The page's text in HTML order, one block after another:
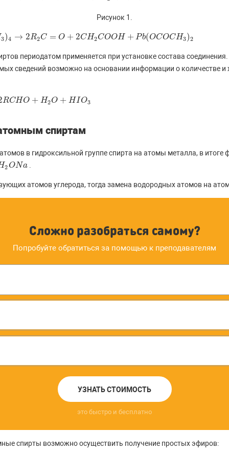
Рисунок 1.
3)4 → 2R2C = O + 2CH2COOH + Pb(OCOCH3)2
+2C H2 COOH+ Pb (OCO CH3)2
периодатом применяется при установке состава
сведений возможно на основании информации о количестве
RCHO + H2O + HIO3
O3
спиртам
в гидроксильной группе спирта на атомы металла, в
2ONa
a
атомов углерода, тогда замена водородных атомов на
Сложно разобраться самому?
Попробуйте обратиться за помощью к преподавателям
УЗНАТЬ СТОИМОСТЬ
это быстро и бесплатно
спирты возможно осуществить получение простых эфиров: